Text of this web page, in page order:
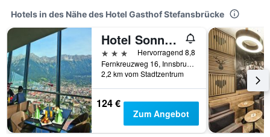
Hotels in des Nähe des Hotel Gasthof Stefansbrücke
Hotel Sonnenhof - bed & breakfast & appartements
3 Sterne
Hervorragend 8,8
Fernkreuzweg 16, Innsbruck, Tirol, Österreich
2,2 km vom Stadtzentrum
124 €
Zum Angebot